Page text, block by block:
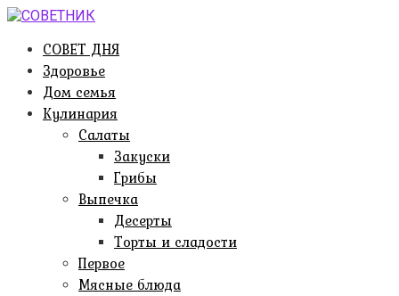
Перейти
контентуСОВЕТ ДНЯ
Здоровье
Дом семья
Кулинария
Салаты
Закуски
Грибы
Выпечка
Десерты
Торты и сладости
Первое
Мясные блюда